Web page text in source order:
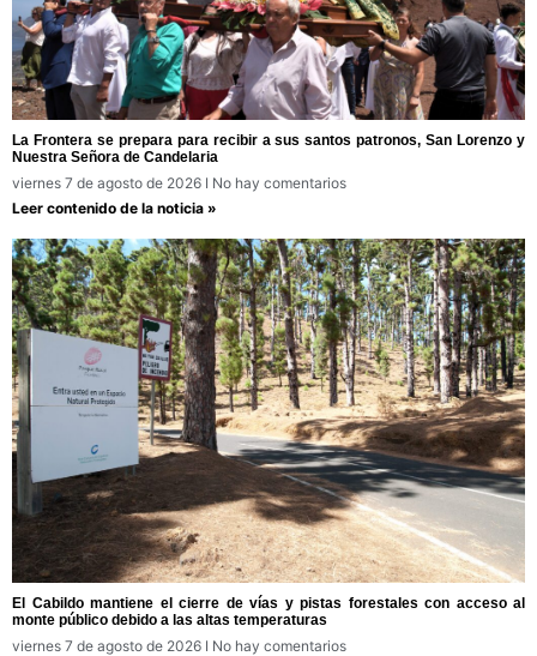
La Frontera se prepara para recibir a sus santos patronos, San Lorenzo y
Nuestra Señora de Candelaria
viernes 7 de agosto de 2026
No hay comentarios
Leer contenido de la noticia »
El Cabildo mantiene el cierre de vías y pistas forestales con acceso al
monte público debido a las altas temperaturas
viernes 7 de agosto de 2026
No hay comentarios